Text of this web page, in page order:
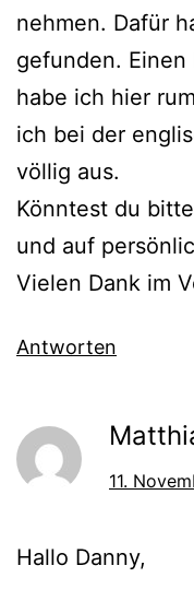
nehmen. Dafür
gefunden. Einen
habe ich hier
ich bei der
völlig aus.
Könntest du
und auf
Vielen Dank im
Antworten
11.
Hallo Danny,